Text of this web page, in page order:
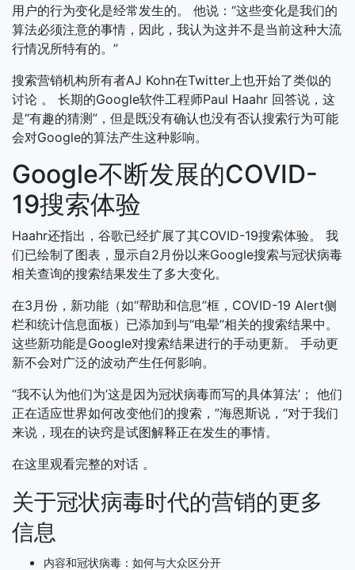
用户的行为变化是经常发生的。 他说：“这些变化是我们的
算法必须注意的事情，因此，我认为这并不是当前这种大流
行情况所特有的。”
搜索营销机构所有者AJ Kohn在Twitter上也开始了类似的
讨论 。 长期的Google软件工程师Paul Haahr 回答说，这
是“有趣的猜测”，但是既没有确认也没有否认搜索行为可能
会对Google的算法产生这种影响。
Google不断发展的COVID-
19搜索体验
Haahr还指出，谷歌已经扩展了其COVID-19搜索体验。 我
们已绘制了图表，显示自2月份以来Google搜索与冠状病毒
相关查询的搜索结果发生了多大变化。
在3月份，新功能（如“帮助和信息”框，COVID-19 Alert侧
栏和统计信息面板）已添加到与“电晕”相关的搜索结果中。
这些新功能是Google对搜索结果进行的手动更新。 手动更
新不会对广泛的波动产生任何影响。
“我不认为他们为’这是因为冠状病毒而写的具体算法’； 他们
正在适应世界如何改变他们的搜索，”海恩斯说，“对于我们
来说，现在的诀窍是试图解释正在发生的事情。
在这里观看完整的对话 。
关于冠状病毒时代的营销的更多
信息
内容和冠状病毒：如何与大众区分开